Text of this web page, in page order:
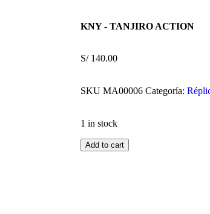
KNY - TANJIRO ACTION
S/140.00
SKU MA00006 Categoría:
1 in stock
Add to cart